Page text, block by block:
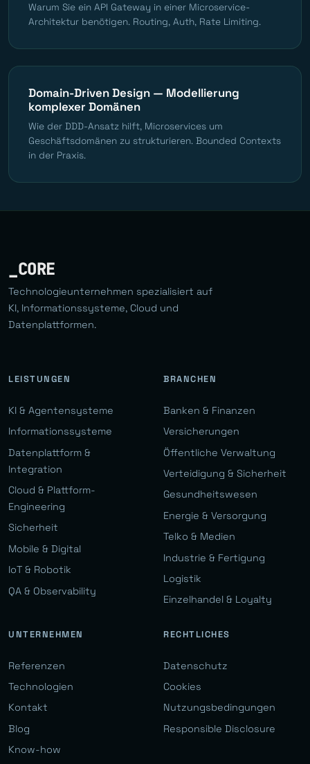
Warum Sie ein API Gateway in einer Microservice-
Architektur benötigen. Routing, Auth, Rate Limiting.
Domain-Driven Design — Modellierung
komplexer Domänen
Wie der DDD-Ansatz hilft, Microservices um
Geschäftsdomänen zu strukturieren. Bounded Contexts
in der Praxis.
_CORE
Technologieunternehmen spezialisiert auf
KI, Informationssysteme, Cloud und
Datenplattformen.
LEISTUNGEN
KI & Agentensysteme
Informationssysteme
Datenplattform &
Integration
Cloud & Plattform-
Engineering
Sicherheit
Mobile & Digital
IoT & Robotik
QA & Observability
BRANCHEN
Banken & Finanzen
Versicherungen
Öffentliche Verwaltung
Verteidigung & Sicherheit
Gesundheitswesen
Energie & Versorgung
Telko & Medien
Industrie & Fertigung
Logistik
Einzelhandel & Loyalty
UNTERNEHMEN
Referenzen
Technologien
Kontakt
Blog
Know-how
RECHTLICHES
Datenschutz
Cookies
Nutzungsbedingungen
Responsible Disclosure